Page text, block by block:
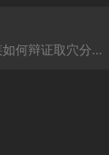
治疗公益直播第二天